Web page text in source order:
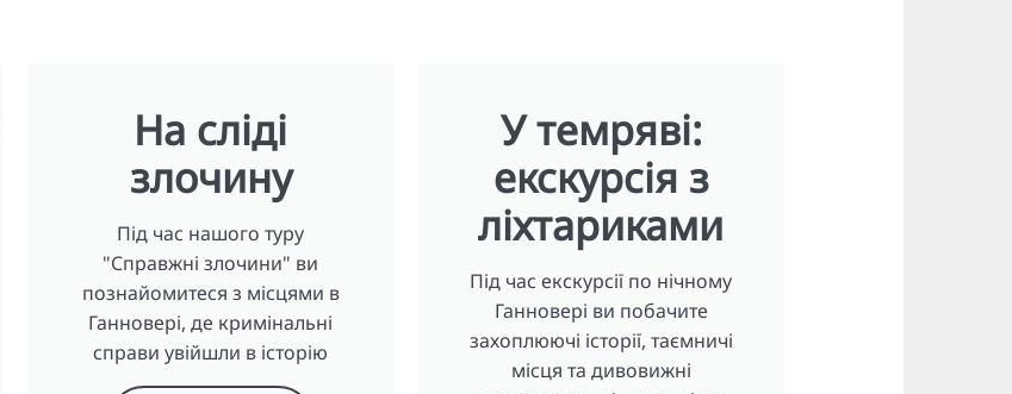
На сліді
злочину
Під час нашого туру
"Справжні злочини" ви
познайомитеся з місцями в
Ганновері, де кримінальні
справи увійшли в історію
У темряві:
екскурсія з
ліхтариками
Під час екскурсії по нічному
Ганновері ви побачите
захоплюючі історії, таємничі
місця та дивовижні